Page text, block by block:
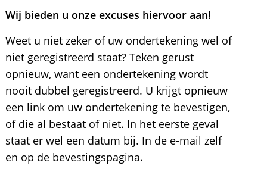
Wij bieden u onze excuses hiervoor aan!
Weet u niet zeker of uw ondertekening wel of
niet geregistreerd staat? Teken gerust
opnieuw, want een ondertekening wordt
nooit dubbel geregistreerd. U krijgt opnieuw
een link om uw ondertekening te bevestigen,
of die al bestaat of niet. In het eerste geval
staat er wel een datum bij. In de e-mail zelf
en op de bevestingspagina.